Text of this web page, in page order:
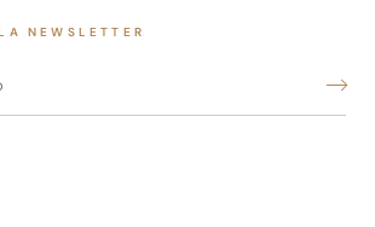
NEWSLETTER